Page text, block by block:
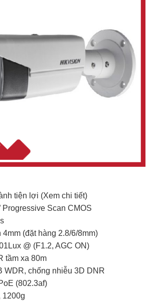
tiện lợi (Xem chi tiết)
Progressive Scan CMOS
4mm (đặt hàng 2.8/6/8mm)
@ (F1.2, AGC ON)
tầm xa 80m
WDR, chống nhiễu 3D DNR
(802.3af)
1200g